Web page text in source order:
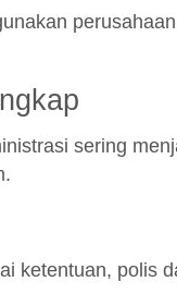
sering
ketentuan, polis